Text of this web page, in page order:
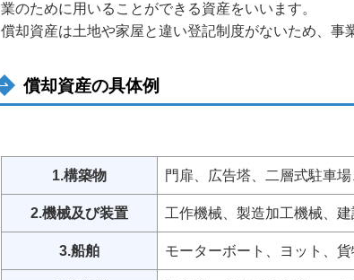
業のために用いることができる資産をいいます。
償却資産は土地や家屋と違い登記制度がないため、事
償却資産の具体例
1.構築物 門扉、広告塔、二層式駐車
2.機械及び装置 工作機械、製造加工機械、
3.船舶 モーターボート、ヨット、